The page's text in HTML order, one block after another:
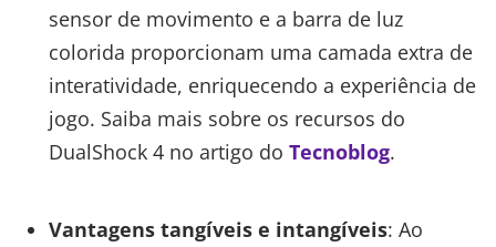
sensor de movimento e a barra de luz
colorida proporcionam uma camada extra de
interatividade, enriquecendo a experiência de
jogo. Saiba mais sobre os recursos do
DualShock 4 no artigo do Tecnoblog.
Vantagens tangíveis e intangíveis: Ao